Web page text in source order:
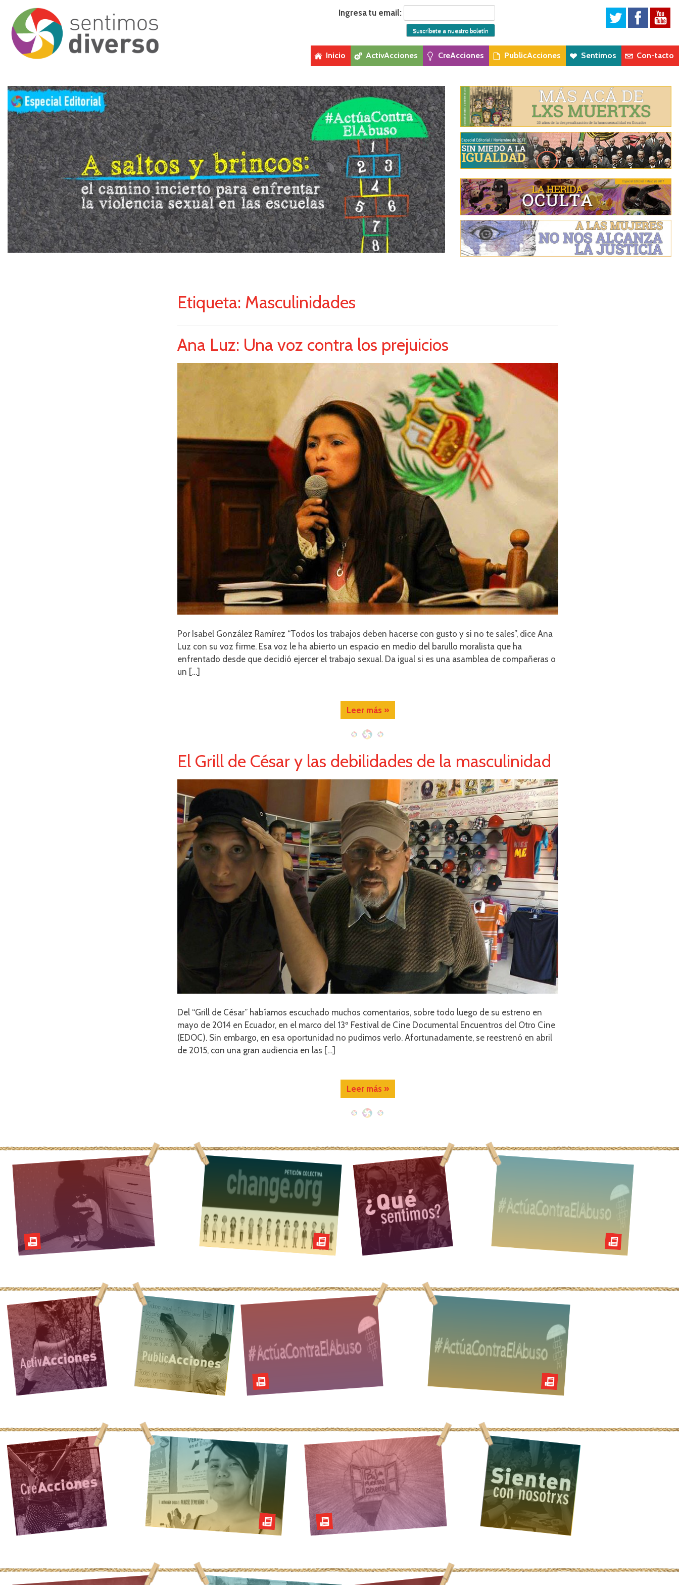
Con-tacto
Sentimos
PublicAcciones
CreAcciones
ActivAcciones
Inicio
Etiqueta: Masculinidades
Ana Luz: Una voz contra los prejuicios
Por Isabel González Ramírez “Todos los trabajos deben hacerse con gusto y si no te sales”, dice Ana
Luz con su voz firme. Esa voz le ha abierto un espacio en medio del barullo moralista que ha
enfrentado desde que decidió ejercer el trabajo sexual. Da igual si es una asamblea de compañeras o
un […]
Leer más »
El Grill de César y las debilidades de la masculinidad
Del “Grill de César” habíamos escuchado muchos comentarios, sobre todo luego de su estreno en
mayo de 2014 en Ecuador, en el marco del 13º Festival de Cine Documental Encuentros del Otro Cine
(EDOC). Sin embargo, en esa oportunidad no pudimos verlo. Afortunadamente, se reestrenó en abril
de 2015, con una gran audiencia en las […]
Leer más »
Ingresa tu email: